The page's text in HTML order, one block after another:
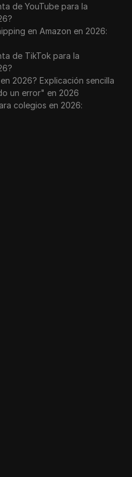
de YouTube para la
en Amazon en 2026:
de TikTok para la
2026? Explicación sencilla
un error" en 2026
colegios en 2026: